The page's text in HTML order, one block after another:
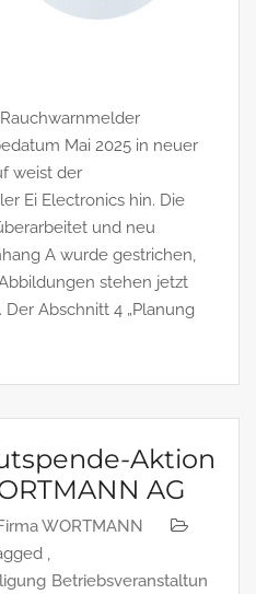
Mai 2025 in neuer
weist der
Ei Electronics hin. Die
und neu
A wurde gestrichen,
stehen jetzt
Abschnitt 4 „Planung
Aktion
AG
WORTMANN
,
Betriebsveranstaltun